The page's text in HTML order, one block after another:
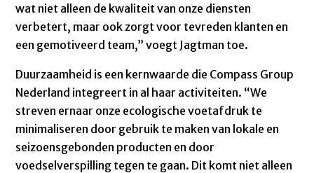
wat niet alleen de kwaliteit van onze diensten
verbetert, maar ook zorgt voor tevreden klanten en
een gemotiveerd team,” voegt Jagtman toe.
Duurzaamheid is een kernwaarde die Compass Group
Nederland integreert in al haar activiteiten. “We
streven ernaar onze ecologische voetafdruk te
minimaliseren door gebruik te maken van lokale en
seizoensgebonden producten en door
voedselverspilling tegen te gaan. Dit komt niet alleen